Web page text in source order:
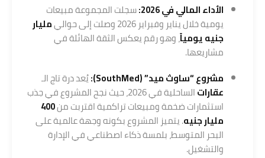
الأداء المالي في 2026:
سجلت المجموعة مبيعات
يومية خلال يناير وفبراير 2026 وصلت إلى حوالي
مليار
جنيه يومياً، وهو رقم يعكس الثقة الهائلة في
مشاريعها.
مشروع “ساوث ميد” (SouthMed
):يُعد درة تاج الـ
عقارات
الساحلية في 2026، حيث نجح المشروع في جذب
استثمارات ضخمة ومبيعات تراكمية اقتربت من400
مليار جنيه. يتميز المشروع بكونه وجهة عالمية على
البحر المتوسط، بلمسة ذكاء اصطناعي في الإدارة
والتشغيل.